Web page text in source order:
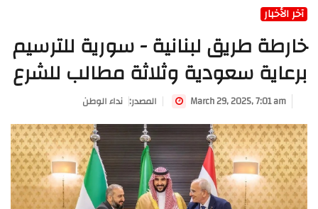
آخر الأخبار
خارطة طريق لبنانية - سورية للترسيم
برعاية سعودية وثلاثة مطالب للشرع
نداء الوطن :المصدر March 29, 2025, 7:01 am